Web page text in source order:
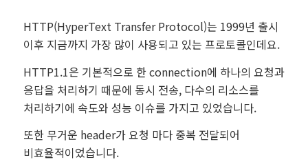
HTTP(HyperText Transfer Protocol)는 1999년 출시
이후 지금까지 가장 많이 사용되고 있는 프로토콜인데요.
HTTP1.1은 기본적으로 한 connection에 하나의 요청과
응답을 처리하기 때문에 동시 전송, 다수의 리소스를
처리하기에 속도와 성능 이슈를 가지고 있었습니다.
또한 무거운 header가 요청 마다 중복 전달되어
비효율적이었습니다.